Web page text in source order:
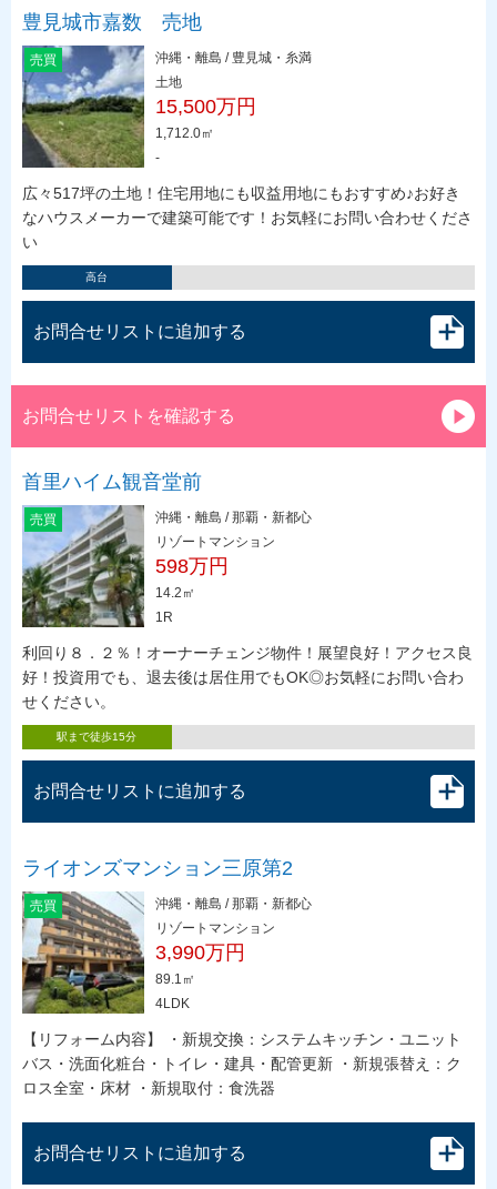
豊見城市嘉数 売地
売買
沖縄・離島 / 豊見城・糸満
土地
15,500万円
1,712.0㎡
-
広々517坪の土地！住宅用地にも収益用地にもおすすめ♪お好き
なハウスメーカーで建築可能です！お気軽にお問い合わせくださ
い
高台
お問合せリストに追加する
お問合せリストを確認する
首里ハイム観音堂前
売買
沖縄・離島 / 那覇・新都心
リゾートマンション
598万円
14.2㎡
1R
利回り８．２％！オーナーチェンジ物件！展望良好！アクセス良
好！投資用でも、退去後は居住用でもOK◎お気軽にお問い合わ
せください。
駅まで徒歩15分
お問合せリストに追加する
ライオンズマンション三原第2
売買
沖縄・離島 / 那覇・新都心
リゾートマンション
3,990万円
89.1㎡
4LDK
【リフォーム内容】 ・新規交換：システムキッチン・ユニット
バス・洗面化粧台・トイレ・建具・配管更新 ・新規張替え：ク
ロス全室・床材 ・新規取付：食洗器
お問合せリストに追加する